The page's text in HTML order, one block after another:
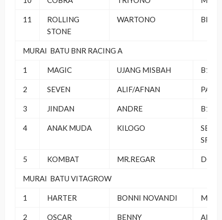
11
ROLLING
STONE
WARTONO
MURAI BATU BNR RACING A
1 MAGIC UJANG MISBAH B16
2 SEVEN ALIF/AFNAN
3 JINDAN ANDRE B16
4 ANAK MUDA KILOGO
SF
5 KOMBAT MR.REGAR DOF
MURAI BATU VITAGROW
1 HARTER BONNI NOVANDI
2 OSCAR BENNY
ARM